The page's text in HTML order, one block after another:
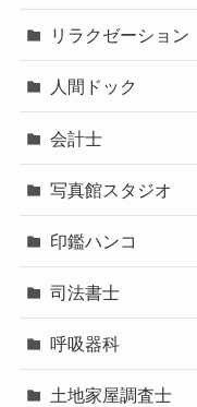
リラクゼーション
人間ドック
会計士
写真館スタジオ
印鑑ハンコ
司法書士
呼吸器科
土地家屋調査士